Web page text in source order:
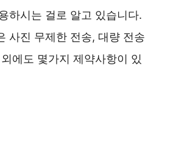
하시는 걸로 알고 있습니다.
사진 무제한 전송, 대량 전송
에도 몇가지 제약사항이 있